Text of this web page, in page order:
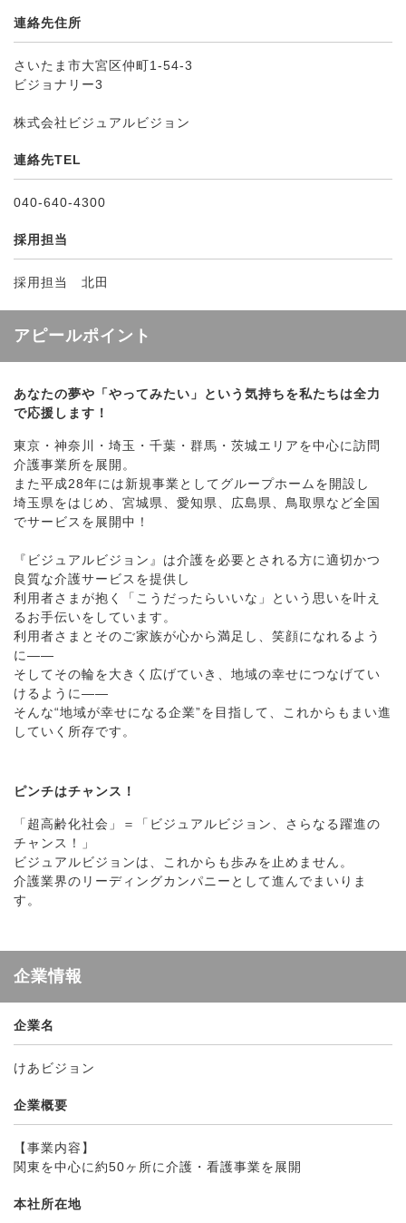
連絡先住所
さいたま市大宮区仲町1-54-3
ビジョナリー3
株式会社ビジュアルビジョン
連絡先TEL
040-640-4300
採用担当
採用担当 北田
アピールポイント
あなたの夢や「やってみたい」という気持ちを私たちは全力
で応援します！
東京・神奈川・埼玉・千葉・群馬・茨城エリアを中心に訪問
介護事業所を展開。
また平成28年には新規事業としてグループホームを開設し
埼玉県をはじめ、宮城県、愛知県、広島県、鳥取県など全国
でサービスを展開中！
『ビジュアルビジョン』は介護を必要とされる方に適切かつ
良質な介護サービスを提供し
利用者さまが抱く「こうだったらいいな」という思いを叶え
るお手伝いをしています。
利用者さまとそのご家族が心から満足し、笑顔になれるよう
に――
そしてその輪を大きく広げていき、地域の幸せにつなげてい
けるように――
そんな“地域が幸せになる企業”を目指して、これからもまい進
していく所存です。
ピンチはチャンス！
「超高齢化社会」＝「ビジュアルビジョン、さらなる躍進の
チャンス！」
ビジュアルビジョンは、これからも歩みを止めません。
介護業界のリーディングカンパニーとして進んでまいりま
す。
企業情報
企業名
けあビジョン
企業概要
【事業内容】
関東を中心に約50ヶ所に介護・看護事業を展開
本社所在地